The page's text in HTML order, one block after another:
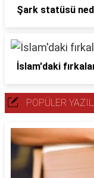
Şark statüsü
İslam'daki
POPÜLER